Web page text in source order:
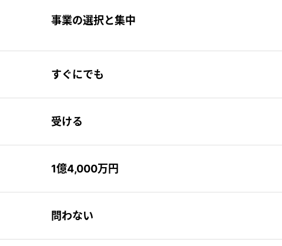
事業の選択と集中
すぐにでも
受ける
1億4,000万円
問わない